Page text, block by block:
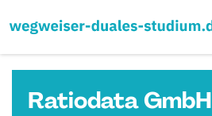
Ratiodata GmbH